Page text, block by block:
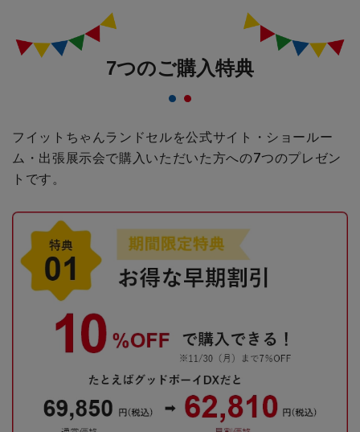
7つのご購入特典
フイットちゃんランドセルを公式サイト・ショールー
ム・出張展示会で購入いただいた方への7つのプレゼン
トです。